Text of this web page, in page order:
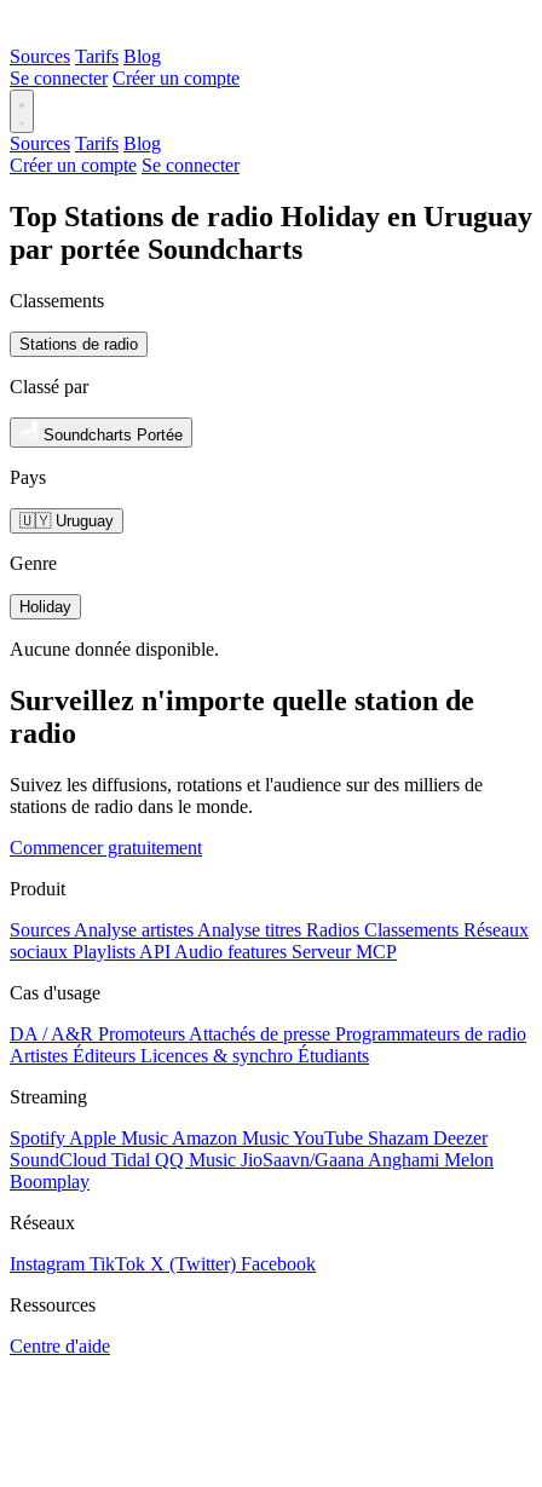
Sources Tarifs Blog
Se connecter Créer un compte
Sources Tarifs Blog
Créer un compte Se connecter
Top Stations de radio Holiday en Uruguay
par portée Soundcharts
Classements
Stations de radio
Classé par
Soundcharts Portée
Pays
🇺🇾 Uruguay
Genre
Holiday
Aucune donnée disponible.
Surveillez n'importe quelle station de
radio
Suivez les diffusions, rotations et l'audience sur des milliers de
stations de radio dans le monde.
Commencer gratuitement
Produit
Sources Analyse artistes Analyse titres Radios Classements Réseaux
sociaux Playlists API Audio features Serveur MCP
Cas d'usage
DA / A&R Promoteurs Attachés de presse Programmateurs de radio
Artistes Éditeurs Licences & synchro Étudiants
Streaming
Spotify Apple Music Amazon MusicYouTube Shazam Deezer
SoundCloud Tidal QQ Music JioSaavn/Gaana Anghami Melon
Boomplay
Réseaux
Instagram TikTok X (Twitter) Facebook
Ressources
Centre d'aide